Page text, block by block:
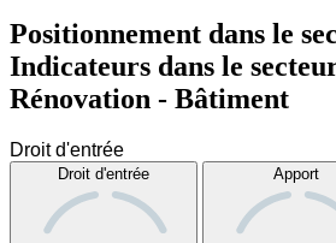
Positionnement dans le
Indicateurs dans le
Rénovation - Bâtiment
Droit d'entrée Apport